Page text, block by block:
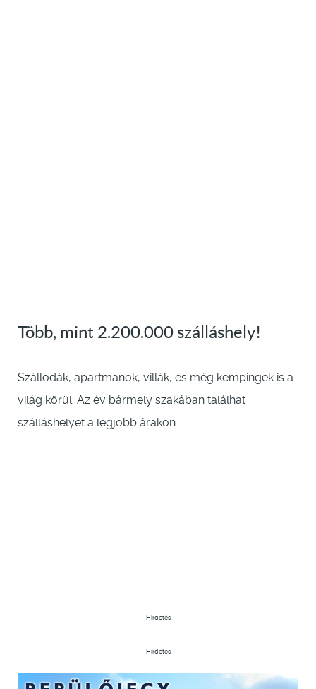
Több, mint 2.200.000 szálláshely!
Szállodák, apartmanok, villák, és még kempingek is a
világ körül. Az év bármely szakában találhat
szálláshelyet a legjobb árakon.
Hirdetés
Hirdetés